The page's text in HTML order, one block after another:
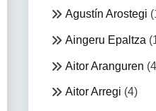
Agustín Arostegi
Aingeru Epaltza
Aitor Aranguren
Aitor Arregi (4)